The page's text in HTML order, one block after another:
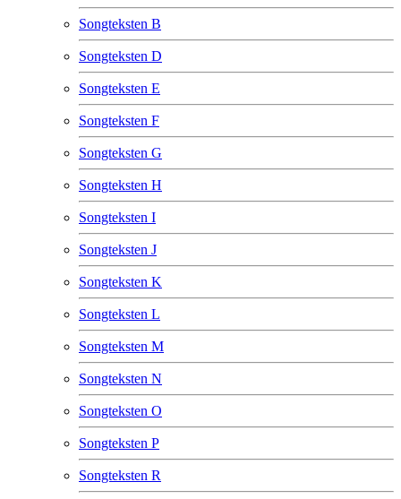
Songteksten B
Songteksten D
Songteksten E
Songteksten F
Songteksten G
Songteksten H
Songteksten I
Songteksten J
Songteksten K
Songteksten L
Songteksten M
Songteksten N
Songteksten O
Songteksten P
Songteksten R